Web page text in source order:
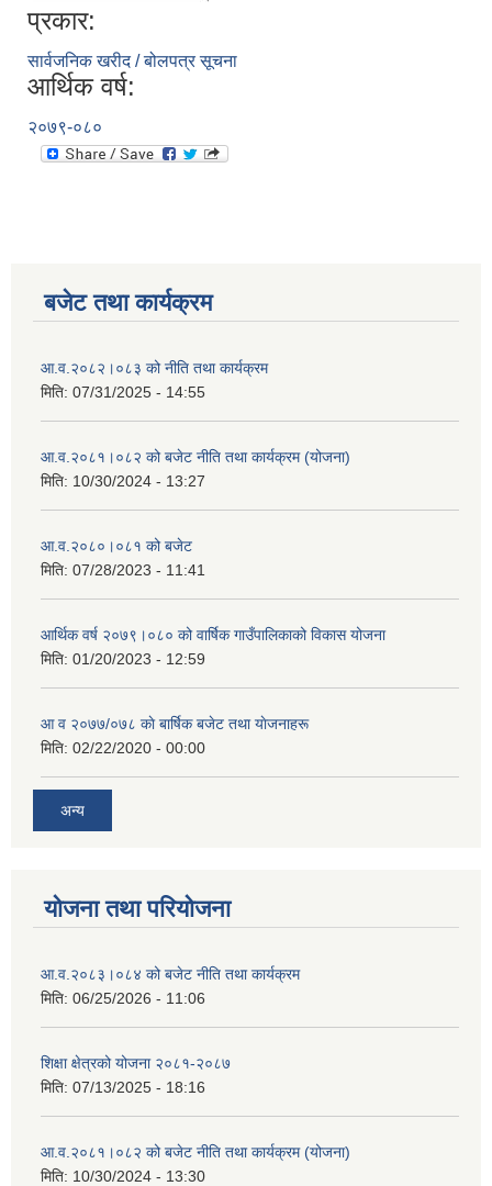
प्रकार:
सार्वजनिक खरीद / बोलपत्र सूचना
आर्थिक वर्ष:
२०७९-०८०
बजेट तथा कार्यक्रम
आ.व.२०८२।०८३ को नीति तथा कार्यक्रम
मिति: 07/31/2025 - 14:55
आ.व.२०८१।०८२ को बजेट नीति तथा कार्यक्रम (योजना)
मिति: 10/30/2024 - 13:27
आ.व.२०८०।०८१ को बजेट
मिति: 07/28/2023 - 11:41
आर्थिक वर्ष २०७९।०८० को वार्षिक गाउँपालिकाको विकास योजना
मिति: 01/20/2023 - 12:59
आ व २०७७/०७८ काे बार्षिक बजेट तथा याेजनाहरू
मिति: 02/22/2020 - 00:00
अन्य
योजना तथा परियोजना
आ.व.२०८३।०८४ को बजेट नीति तथा कार्यक्रम
मिति: 06/25/2026 - 11:06
शिक्षा क्षेत्रको योजना २०८१-२०८७
मिति: 07/13/2025 - 18:16
आ.व.२०८१।०८२ को बजेट नीति तथा कार्यक्रम (योजना)
मिति: 10/30/2024 - 13:30